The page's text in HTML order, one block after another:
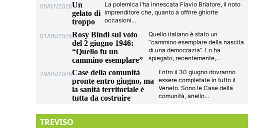
09/07/2026Un
gelato di
troppo
La polemica l’ha innescata Flavio Briatore, il noto
imprenditore che, quanto a offrire ghiotte
occasioni...
01/06/2026Rosy Bindi sul voto
del 2 giugno 1946:
“Quello fu un
cammino esemplare”
Quello italiano è stato un
“cammino esemplare della nascita
di una democrazia”. Lo ha
spiegato, recentemente,...
29/05/2026Case della comunità
pronte entro giugno, ma
la sanità territoriale è
tutta da costruire
Entro il 30 giugno dovranno
essere completate in tutto il
Veneto. Sono le Case della
comunità, anello...
TREVISO